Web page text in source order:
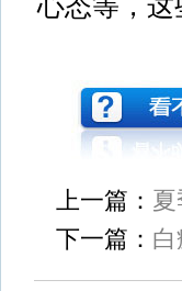
上一篇：
下一篇：